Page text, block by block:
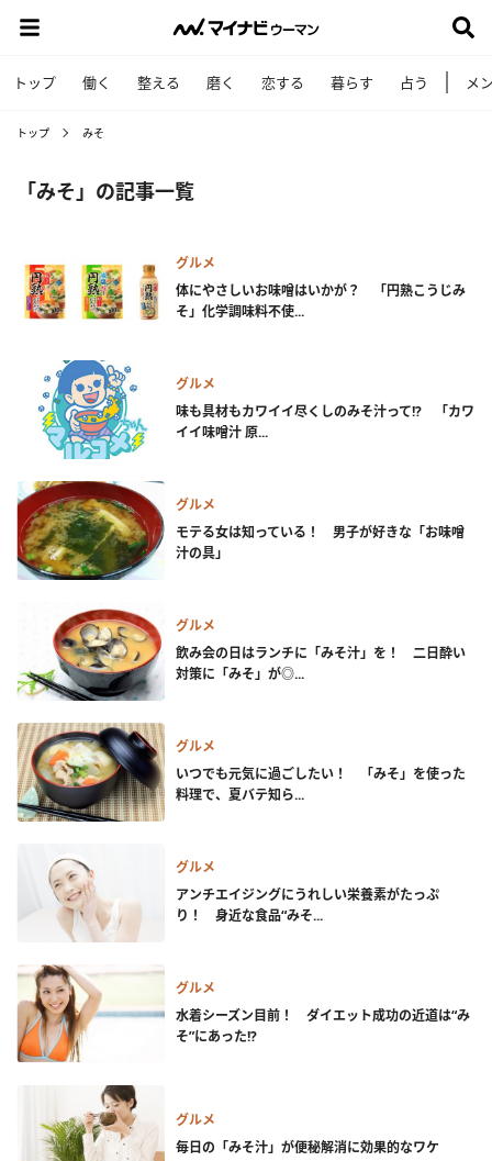
トップ 働く 整える 磨く 恋する 暮らす 占う メ
トップ みそ
「みそ」の記事一覧
グルメ
体にやさしいお味噌はいかが？ 「円熟こうじみ
そ」化学調味料不使...
グルメ
味も具材もカワイイ尽くしのみそ汁って!? 「カワ
イイ味噌汁 原...
グルメ
モテる女は知っている！ 男子が好きな「お味噌
汁の具」
グルメ
飲み会の日はランチに「みそ汁」を！ 二日酔い
対策に「みそ」が◎...
グルメ
いつでも元気に過ごしたい！ 「みそ」を使った
料理で、夏バテ知ら...
グルメ
アンチエイジングにうれしい栄養素がたっぷ
り！ 身近な食品“みそ...
グルメ
水着シーズン目前！ ダイエット成功の近道は“み
そ”にあった!?
グルメ
毎日の「みそ汁」が便秘解消に効果的なワケ